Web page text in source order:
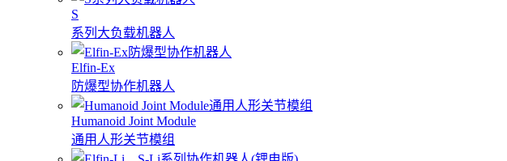
S
系列大负载机器人
Elfin-Ex
防爆型协作机器人
Humanoid Joint Module
通用人形关节模组